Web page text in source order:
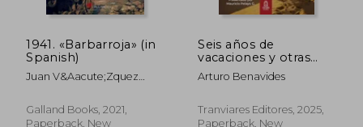
1941. «Barbarroja» (in
Spanish)
Juan V&Aacute;Zquez
Galland Books, 2021,
Paperback, New
Seis años de
vacaciones y otras
obras de Arturo
Benavides (in
Arturo Benavides
Tranviares Editores, 2025,
Paperback, New